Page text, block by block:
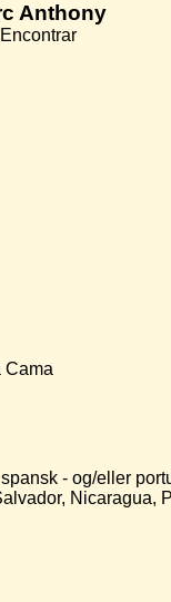
Anthony
Cama
- og/eller